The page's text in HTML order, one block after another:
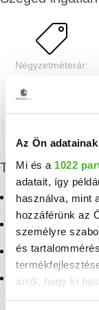
Az Ön
Mi és a 1022
adatait, így
használva, mint
hozzáférünk az
személyre
és
arról, hogy ki
Négyzetméterár:
További eladó
Eladó
Eladó lakás
Eladó ingatlan